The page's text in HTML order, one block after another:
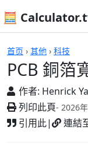
🧮
首页 › 其他 › 科技
PCB 銅箔
作者: Henrick
列印此頁- 2026
引用此| 連結
計算機